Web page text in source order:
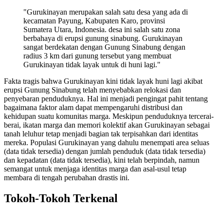
"Gurukinayan merupakan salah satu desa yang ada di
kecamatan Payung, Kabupaten Karo, provinsi
Sumatera Utara, Indonesia. desa ini salah satu zona
berbahaya di erupsi gunung sinabung. Gurukinayan
sangat berdekatan dengan Gunung Sinabung dengan
radius 3 km dari gunung tersebut yang membuat
Gurukinayan tidak layak untuk di huni lagi."
Fakta tragis bahwa Gurukinayan kini tidak layak huni lagi akibat
erupsi Gunung Sinabung telah menyebabkan relokasi dan
penyebaran penduduknya. Hal ini menjadi pengingat pahit tentang
bagaimana faktor alam dapat mempengaruhi distribusi dan
kehidupan suatu komunitas marga. Meskipun penduduknya tercerai-
berai, ikatan marga dan memori kolektif akan Gurukinayan sebagai
tanah leluhur tetap menjadi bagian tak terpisahkan dari identitas
mereka. Populasi Gurukinayan yang dahulu menempati area seluas
(data tidak tersedia) dengan jumlah penduduk (data tidak tersedia)
dan kepadatan (data tidak tersedia), kini telah berpindah, namun
semangat untuk menjaga identitas marga dan asal-usul tetap
membara di tengah perubahan drastis ini.
Tokoh-Tokoh Terkenal